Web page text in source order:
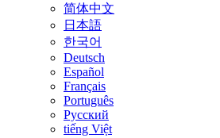
简体中文
日本語
한국어
Deutsch
Español
Français
Português
Русский
tiếng Việt